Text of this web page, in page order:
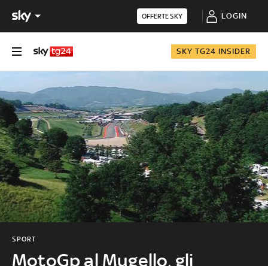
OFFERTE SKY LOGIN
SKY TG24 INSIDER
MotoGp al Mugello, gli
SPORT